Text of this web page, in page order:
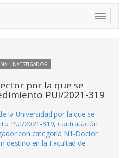
Toggle
INVESTIGADOR
por la que se
PUI/2021-319
la Universidad por la que se
PUI/2021-319, contratación
con categoría N1-Doctor
destino en la Facultad de